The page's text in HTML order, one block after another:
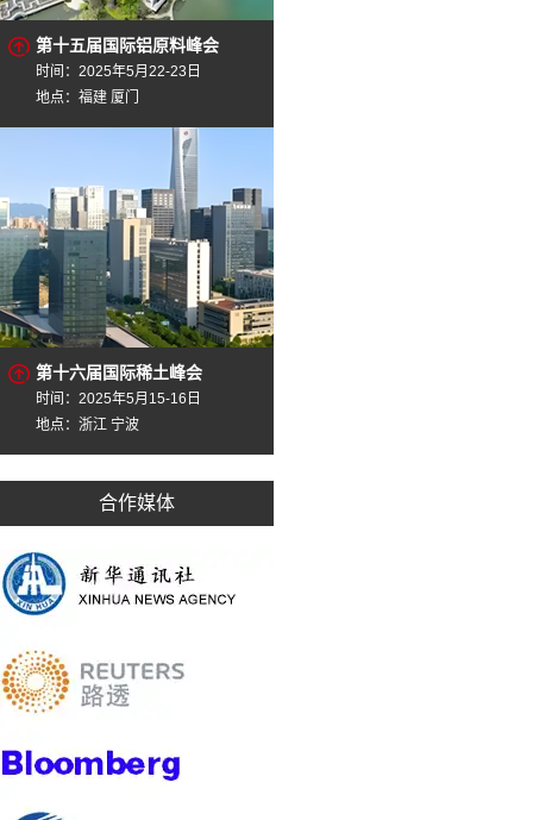
第十五届国际铝原料峰会
时间：2025年5月22-23日
地点：福建 厦门
第十六届国际稀土峰会
时间：2025年5月15-16日
地点：浙江 宁波
合作媒体